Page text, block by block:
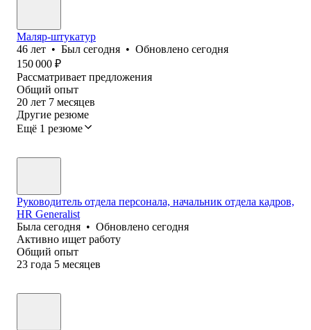
Маляр-штукатур
46 лет • Был сегодня • Обновлено сегодня
150 000 ₽
Рассматривает предложения
Общий опыт
20 лет 7 месяцев
Другие резюме
Ещё 1 резюме
Руководитель отдела персонала, начальник отдела кадров,
HR Generalist
Была сегодня • Обновлено сегодня
Активно ищет работу
Общий опыт
23 года 5 месяцев